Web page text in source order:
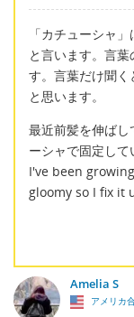
「カチューシャ
と言います。言
す。言葉だけ聞く
と思います。
最近前髪を伸ばし
ーシャで固定して
I've been
gloomy so I fix it
Amelia S
アメリカ